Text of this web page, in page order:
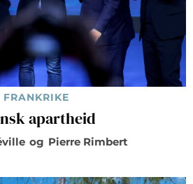
FRANKRIKE
apartheid
og Pierre Rimbert